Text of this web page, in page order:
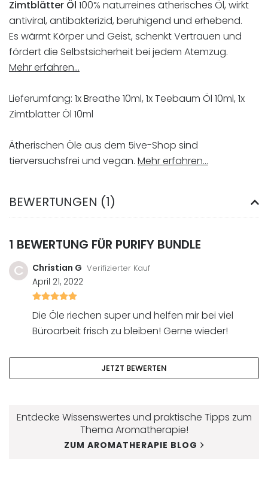
Zimtblätter Öl 100% naturreines ätherisches Öl, wirkt
antiviral, antibakterizid, beruhigend und erhebend.
Es wärmt Körper und Geist, schenkt Vertrauen und
fördert die Selbstsicherheit bei jedem Atemzug.
Mehr erfahren…
Lieferumfang: 1x Breathe 10ml, 1x Teebaum Öl 10ml, 1x
Zimtblätter Öl 10ml
Ätherischen Öle aus dem 5ive-Shop sind
tierversuchsfrei und vegan. Mehr erfahren…
BEWERTUNGEN (1)
1 BEWERTUNG FÜR PURIFY BUNDLE
C Christian G Verifizierter Kauf
April 21, 2022
5
von
5
Die Öle riechen super und helfen mir bei viel
Büroarbeit frisch zu bleiben! Gerne wieder!
JETZT BEWERTEN
Entdecke Wissenswertes und praktische Tipps zum
Thema Aromatherapie!
ZUM AROMATHERAPIE BLOG